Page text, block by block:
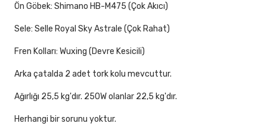
Ön Göbek: Shimano HB-M475 (Çok Akıcı)
Sele: Selle Royal Sky Astrale (Çok Rahat)
Fren Kolları: Wuxing (Devre Kesicili)
Arka çatalda 2 adet tork kolu mevcuttur.
Ağırlığı 25,5 kg'dır. 250W olanlar 22,5 kg'dır.
Herhangi bir sorunu yoktur.